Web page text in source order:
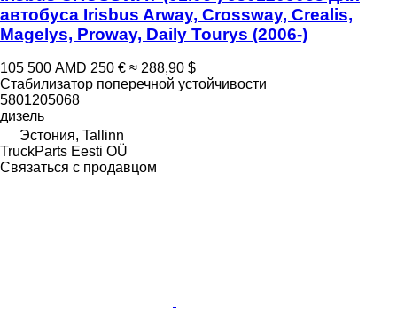
автобуса Irisbus Arway, Crossway, Crealis,
Magelys, Proway, Daily Tourys (2006-)
105 500 AMD 250 € ≈ 288,90 $
Стабилизатор поперечной устойчивости
5801205068
дизель
Эстония, Tallinn
TruckParts Eesti OÜ
Связаться с продавцом